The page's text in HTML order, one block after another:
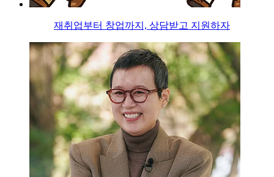
재취업부터 창업까지, 상담받고 지원하자